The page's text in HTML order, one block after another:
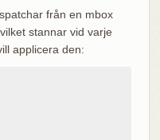
från en mbox
stannar vid varje
applicera den: